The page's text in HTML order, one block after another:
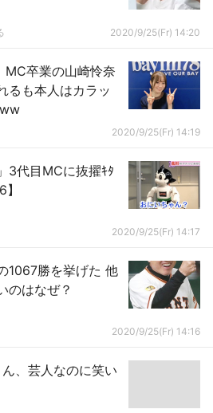
2020/9/25(Fr) 14:20
MC卒業の山崎怜奈
るも本人はカラッ
2020/9/25(Fr) 14:19
3代目MCに抜擢ｷﾀ
2020/9/25(Fr) 14:17
1067勝を挙げた 他
のはなぜ？
2020/9/25(Fr) 14:16
ん、芸人なのに笑い